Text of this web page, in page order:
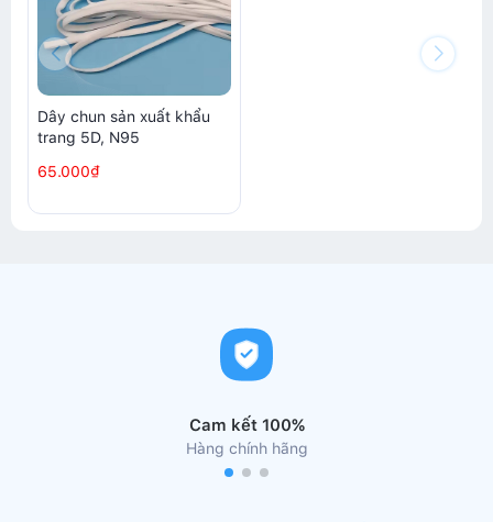
Dây chun sản xuất khẩu
trang 5D, N95
65.000₫
Cam kết 100%
Hàng chính hãng